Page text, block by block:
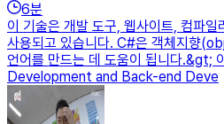
6분
이 기술은 개발 도구, 웹사이트, 컴파일
사용되고 있습니다. C#은 객체지향
언어를 만드는 데 도움이 됩니다.​&gt;
Development and Back-end Deve